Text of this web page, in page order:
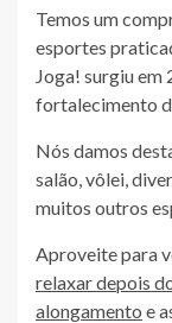
Temos um
esportes
Joga! surgiu em
fortalecimento
Nós damos
salão, vôlei,
muitos outros
Aproveite para
relaxar depois
alongamento e